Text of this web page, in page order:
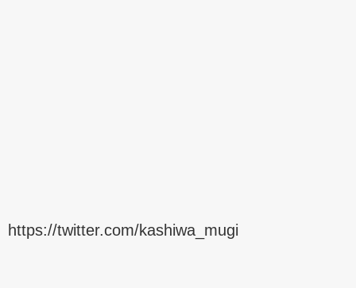
https://twitter.com/kashiwa_mugi